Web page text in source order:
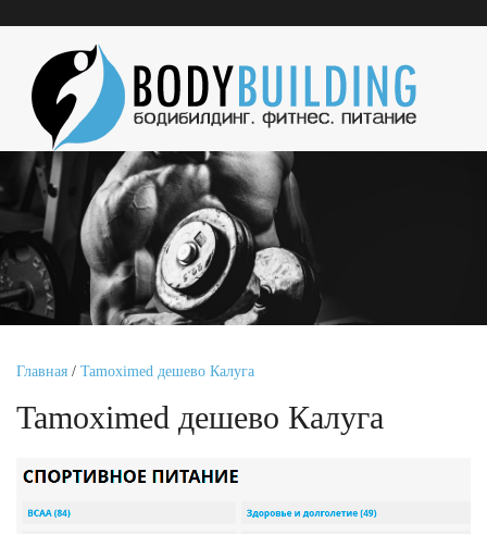
Главная / Tamoximed дешево Калуга
Tamoximed дешево Калуга